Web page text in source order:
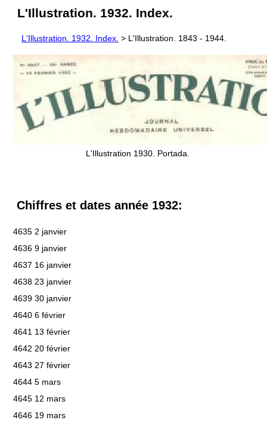
L'Illustration. 1932. Index.
L'Illustration. 1932. Index. > L'Illustration. 1843 - 1944.
L'Illustration 1930. Portada.
Chiffres et dates année 1932:
4635 2 janvier
4636 9 janvier
4637 16 janvier
4638 23 janvier
4639 30 janvier
4640 6 février
4641 13 février
4642 20 février
4643 27 février
4644 5 mars
4645 12 mars
4646 19 mars